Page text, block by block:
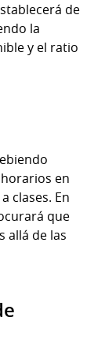
de
la
y el ratio
en
clases. En
que
allá de las